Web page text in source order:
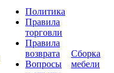
Политика
Правила
торговли
Правила
возврата
Вопросы
Сборка
мебели